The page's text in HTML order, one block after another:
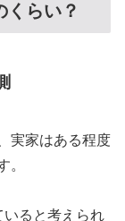
くらい？
実家はある程度
。
ると考えられ